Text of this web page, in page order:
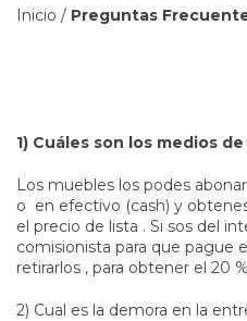
Inicio / Preguntas
1) Cuáles son los medios
Los muebles los podes
o en efectivo (cash) y
el precio de lista . Si sos del
comisionista para que pague
retirarlos , para obtener el 20
2) Cual es la demora en la